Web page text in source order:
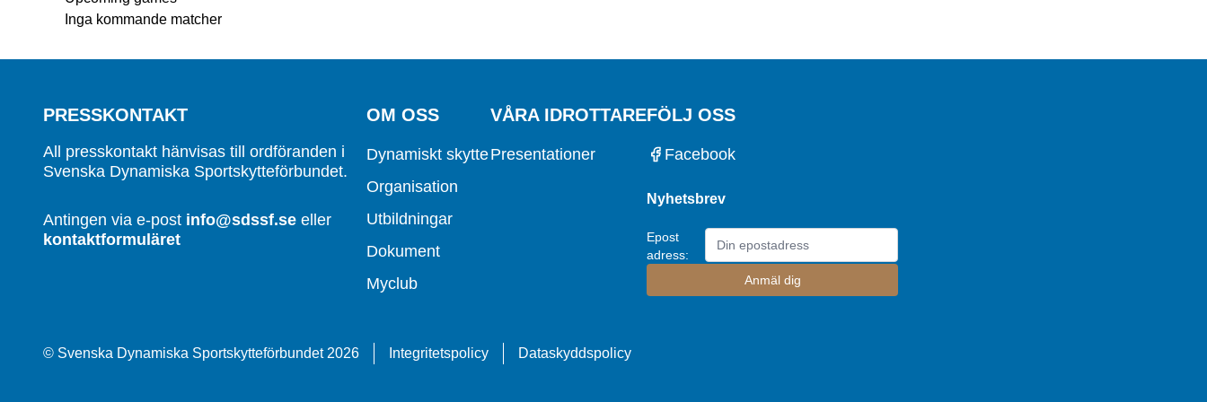
Inga kommande matcher
PRESSKONTAKT
All presskontakt hänvisas till ordföranden i
Svenska Dynamiska Sportskytteförbundet.
Antingen via e-post info@sdssf.se eller
kontaktformuläret
OM OSS
Dynamiskt skytte
Organisation
Utbildningar
Dokument
Myclub
VÅRA IDROTTARE
Presentationer
FÖLJ OSS
Facebook
Nyhetsbrev
Epost
adress:
© Svenska Dynamiska Sportskytteförbundet 2026 Integritetspolicy Dataskyddspolicy